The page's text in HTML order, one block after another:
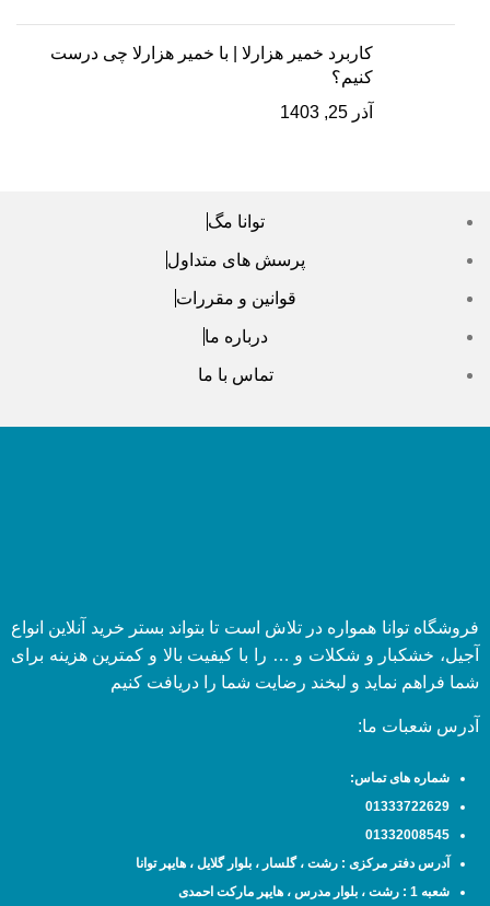
کاربرد خمیر هزارلا | با خمیر هزارلا چی درست
کنیم؟
آذر 25, 1403
توانا مگ
پرسش های متداول
قوانین و مقررات
درباره ما
تماس با ما
فروشگاه توانا همواره در تلاش است تا بتواند بستر خرید آنلاین انواع
آجیل، خشکبار و شکلات و … را با کیفیت بالا و کمترین هزینه برای
شما فراهم نماید و لبخند رضایت شما را دریافت کنیم
آدرس شعبات ما:
شماره های تماس:
01333722629
01332008545
آدرس دفتر مرکزی : رشت ، گلسار ، بلوار گلایل ، هایپر توانا
شعبه 1 : رشت ، بلوار مدرس ، هایپر مارکت احمدی